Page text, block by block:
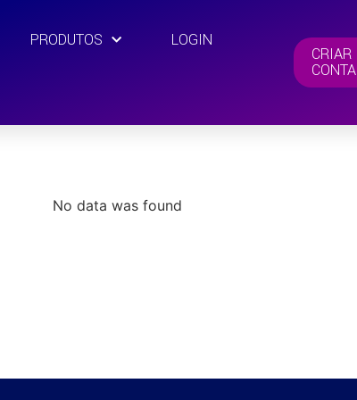
PRODUTOS LOGIN
CRIAR
CONTA
No data was found